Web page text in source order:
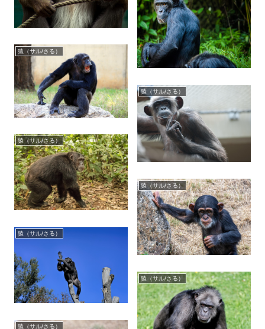
猿（サル/さる）
猿（サル/さる）
猿（サル/さる）
猿（サル/さる）
猿（サル/さる）
猿（サル/さる）
猿（サル/さる）